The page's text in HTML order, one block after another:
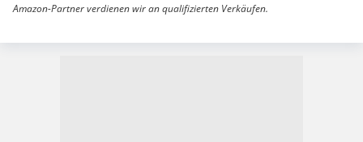
Amazon-Partner verdienen wir an qualifizierten Verkäufen.